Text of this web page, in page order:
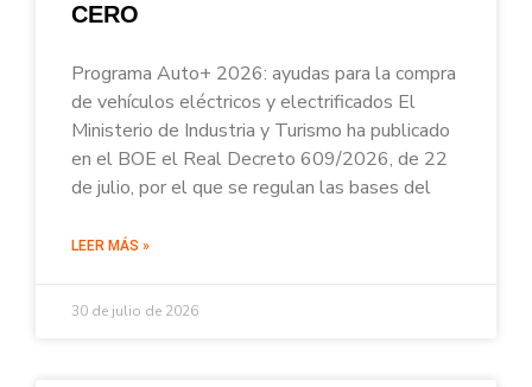
CERO
Programa Auto+ 2026: ayudas para la compra
de vehículos eléctricos y electrificados El
Ministerio de Industria y Turismo ha publicado
en el BOE el Real Decreto 609/2026, de 22
de julio, por el que se regulan las bases del
LEER MÁS »
30 de julio de 2026